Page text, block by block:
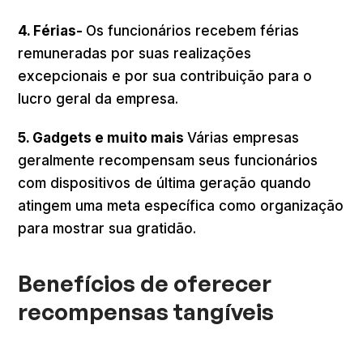
4. Férias- Os funcionários recebem férias
remuneradas por suas realizações
excepcionais e por sua contribuição para o
lucro geral da empresa.
5. Gadgets e muito maisVárias empresas
geralmente recompensam seus funcionários
com dispositivos de última geração quando
atingem uma meta específica como organização
para mostrar sua gratidão.
Benefícios de oferecer
recompensas tangíveis